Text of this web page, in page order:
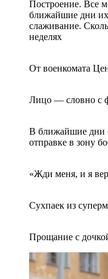
Построение. Все
ближайшие дни их
слаживание.
неделях
От военкомата
Лицо — словно с
В ближайшие дни
отправке в зону
«Жди меня, и я
Сухпаек из
Прощание с